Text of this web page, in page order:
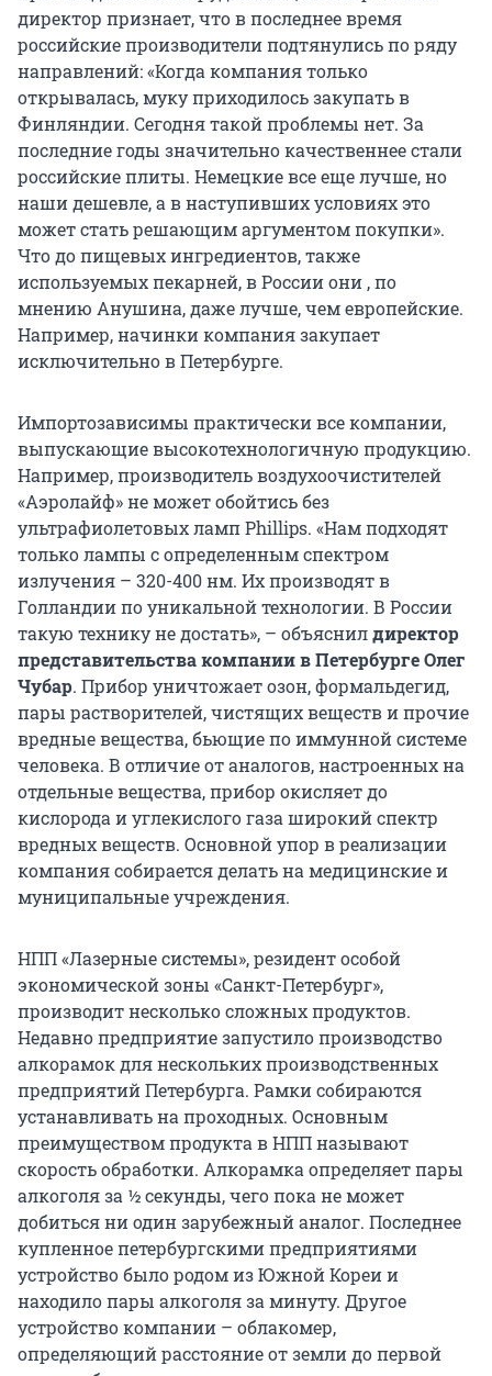
директор признает, что в последнее время
российские производители подтянулись по ряду
направлений: «Когда компания только
открывалась, муку приходилось закупать в
Финляндии. Сегодня такой проблемы нет. За
последние годы значительно качественнее стали
российские плиты. Немецкие все еще лучше, но
наши дешевле, а в наступивших условиях это
может стать решающим аргументом покупки».
Что до пищевых ингредиентов, также
используемых пекарней, в России они , по
мнению Анушина, даже лучше, чем европейские.
Например, начинки компания закупает
исключительно в Петербурге.
Импортозависимы практически все компании,
выпускающие высокотехнологичную продукцию.
Например, производитель воздухоочистителей
«Аэролайф» не может обойтись без
ультрафиолетовых ламп Phillips. «Нам подходят
только лампы с определенным спектром
излучения – 320-400 нм. Их производят в
Голландии по уникальной технологии. В России
такую технику не достать», – объяснилдиректор
представительства компании в Петербурге Олег
Чубар. Прибор уничтожает озон, формальдегид,
пары растворителей, чистящих веществ и прочие
вредные вещества, бьющие по иммунной системе
человека. В отличие от аналогов, настроенных на
отдельные вещества, прибор окисляет до
кислорода и углекислого газа широкий спектр
вредных веществ. Основной упор в реализации
компания собирается делать на медицинские и
муниципальные учреждения.
НПП «Лазерные системы», резидент особой
экономической зоны «Санкт-Петербург»,
производит несколько сложных продуктов.
Недавно предприятие запустило производство
алкорамок для нескольких производственных
предприятий Петербурга. Рамки собираются
устанавливать на проходных. Основным
преимуществом продукта в НПП называют
скорость обработки. Алкорамка определяет пары
алкоголя за ½ секунды, чего пока не может
добиться ни один зарубежный аналог. Последнее
купленное петербургскими предприятиями
устройство было родом из Южной Кореи и
находило пары алкоголя за минуту. Другое
устройство компании – облакомер,
определяющий расстояние от земли до первой